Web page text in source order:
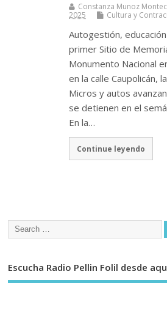
Constanza Munoz
2025
Cultura y
Autogestión,
primer Sitio de
Monumento Nacional
en la calle Caupolicán,
Micros y autos
se detienen en el
En la…
Continue leyendo
Escucha Radio Pellin Folil desde